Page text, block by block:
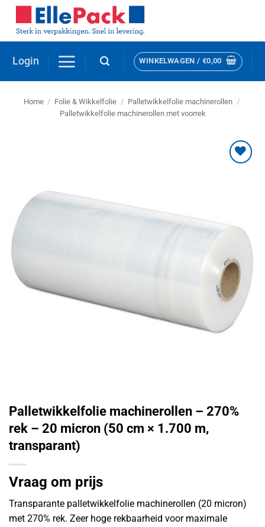
naar
inhoud
Login WINKELWAGEN / €0,00
Home / Folie & Wikkelfolie / Palletwikkelfolie machinerollen /
Palletwikkelfolie machinerollen met voorrek
Palletwikkelfolie machinerollen – 270%
rek – 20 micron (50 cm × 1.700 m,
transparant)
Vraag om prijs
Transparante palletwikkelfolie machinerollen (20 micron)
met 270% rek. Zeer hoge rekbaarheid voor maximale